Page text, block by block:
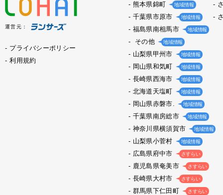
運営元：
プライバシーポリシー
利用規約
熊本県錦町 地域情報
千葉県市原市 地域情報
福島県南相馬市 地域情報
その他 地域情報
山梨県甲州市 地域情報
岡山県和気町 地域情報
長崎県西海市 地域情報
北海道天塩町 地域情報
岡山県赤磐市. 地域情報
千葉県南房総市 地域情報
神奈川県横須賀市 地域情報
山梨県小菅村 地域情報
広島県府中市 さすらい
鹿児島県奄美市 さすらい
長崎県大村市 さすらい
群馬県下仁田町 さすらい